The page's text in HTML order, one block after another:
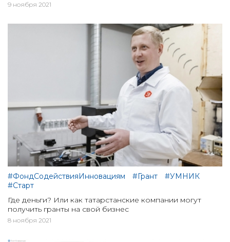
9 ноября 2021
#ФондСодействияИнновациям #Грант
#УМНИК
#Старт
Где деньги? Или как татарстанские компании могут
получить гранты на свой бизнес
8 ноября 2021